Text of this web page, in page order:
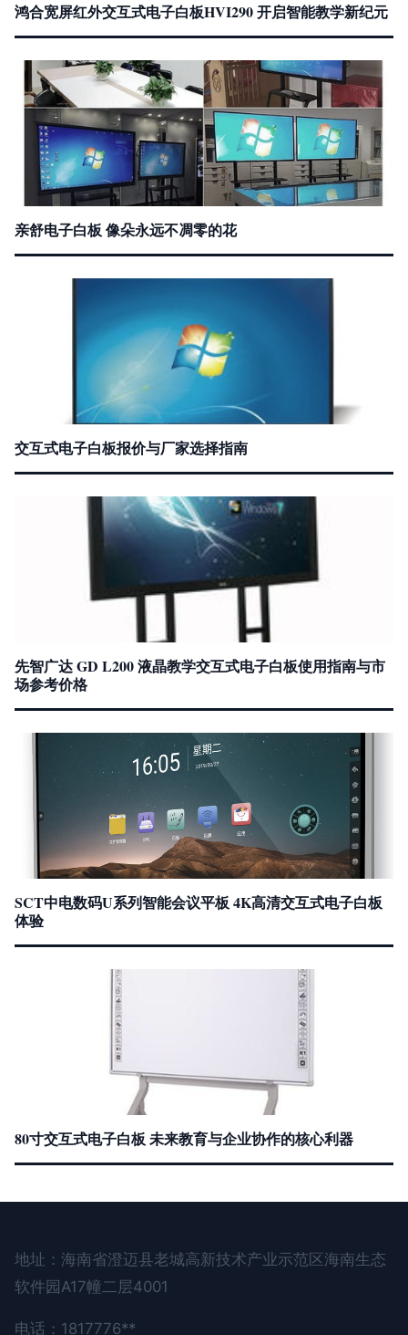
鸿合宽屏红外交互式电子白板HVI290 开启智能教学新纪元
亲舒电子白板 像朵永远不凋零的花
交互式电子白板报价与厂家选择指南
先智广达 GD L200 液晶教学交互式电子白板使用指南与市
场参考价格
SCT中电数码U系列智能会议平板 4K高清交互式电子白板
体验
80寸交互式电子白板 未来教育与企业协作的核心利器
地址：海南省澄迈县老城高新技术产业示范区海南生态
软件园A17幢二层4001
电话：1817776**